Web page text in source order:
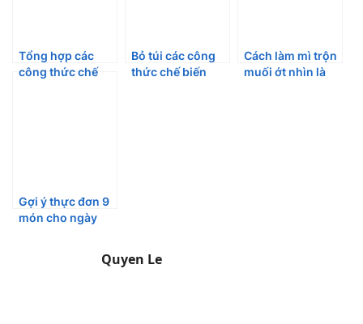
Tổng hợp các
công thức chế
Bỏ túi các công
thức chế biến
Cách làm mì trộn
muối ớt nhìn là
Gợi ý thực đơn 9
món cho ngày
Quyen Le